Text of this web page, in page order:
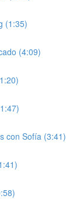
(1:35)
(4:09)
con Sofía (3:41)